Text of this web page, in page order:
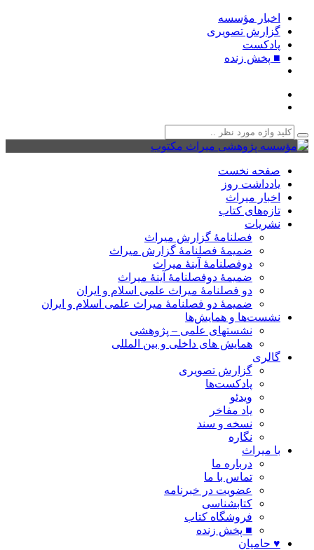
اخبار مؤسسه
گزارش تصویری
پادکست‌
■ پخش زنده
صفحه نخست
یادداشت روز
اخبار میراث
تازه‌های کتاب
نشریات
فصلنامۀ گزارش میراث
ضمیمۀ فصلنامۀ گزارش میراث
دوفصلنامۀ آینۀ میراث
ضمیمۀ دوفصلنامۀ آینۀ میراث
دو فصلنامۀ میراث علمی اسلام و ایران
ضمیمۀ دو فصلنامۀ میراث علمی اسلام و ایران
نشست‌ها و همایش‌ها
نشستهای علمی – پژوهشی
همایش های داخلی و بین المللی
گالری
گزارش تصویری
پادکست‌ها
ویدئو
یاد مفاخر
نسخه و سند
نگاره
با میراث
درباره ما
تماس با ما
عضویت در خبرنامه
کتابشناسی
فروشگاه کتاب
■ پخش زنده
♥ حامیان